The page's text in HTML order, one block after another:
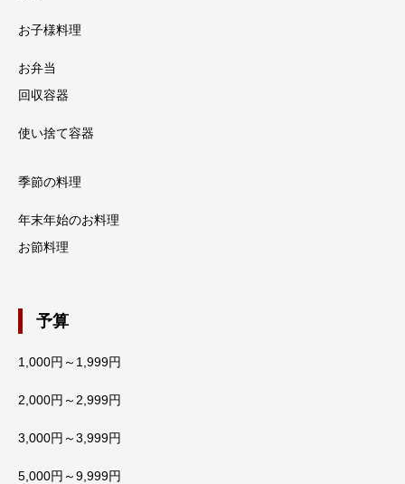
お子様料理
お弁当
回収容器
使い捨て容器
季節の料理
年末年始のお料理
お節料理
予算
1,000円～1,999円
2,000円～2,999円
3,000円～3,999円
5,000円～9,999円